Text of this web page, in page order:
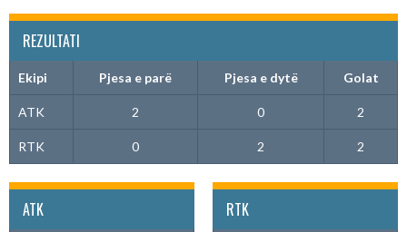
REZULTATI
Ekipi Pjesa e parë Pjesa e dytë Golat
ATK 2 0 2
RTK 0 2 2
ATK RTK